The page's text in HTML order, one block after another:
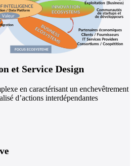
et Service Design
en caractérisant un enchevêtrement
d’actions interdépendantes